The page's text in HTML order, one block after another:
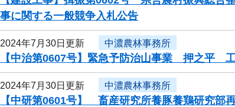
事に関する一般競争入札公告
2024年7月30日更新 中濃農林事務所
【中治第0607号】緊急予防治山事業 押之平
2024年7月30日更新 中濃農林事務所
【中研第0601号】 畜産研究所養豚養鶏研究